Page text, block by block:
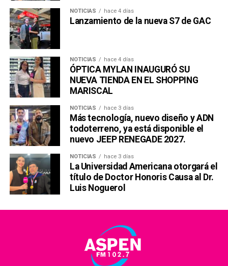
NOTICIAS hace 4 días
Lanzamiento de la nueva S7 de GAC
NOTICIAS hace 4 días
ÓPTICA MYLAN INAUGURÓ SU
NUEVA TIENDA EN EL SHOPPING
MARISCAL
NOTICIAS hace 3 días
Más tecnología, nuevo diseño y ADN
todoterreno, ya está disponible el
nuevo JEEP RENEGADE 2027.
NOTICIAS hace 3 días
La Universidad Americana otorgará el
título de Doctor Honoris Causa al Dr.
Luis Noguerol